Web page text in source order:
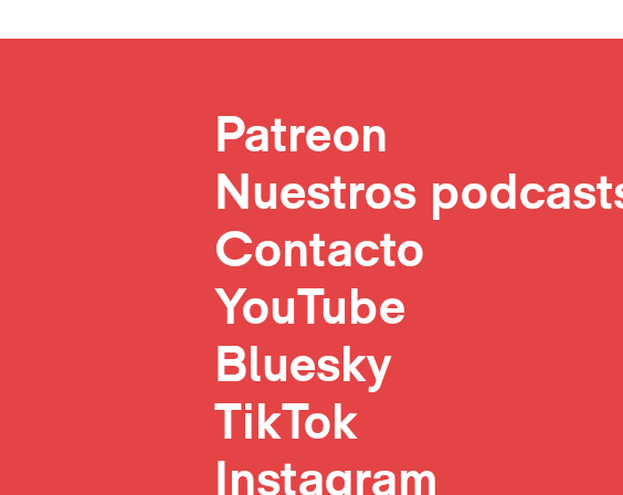
Patreon
Nuestros
Contacto
YouTube
Bluesky
TikTok
Instagram